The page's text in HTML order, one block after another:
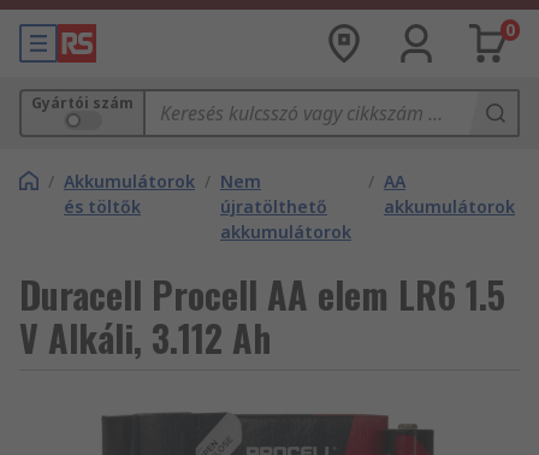
0
Gyártói szám
/ Akkumulátorok
és töltők
/ Nem
újratölthető
akkumulátorok
/ AA
akkumulátorok
Duracell Procell AA elem LR6 1.5
V Alkáli, 3.112 Ah